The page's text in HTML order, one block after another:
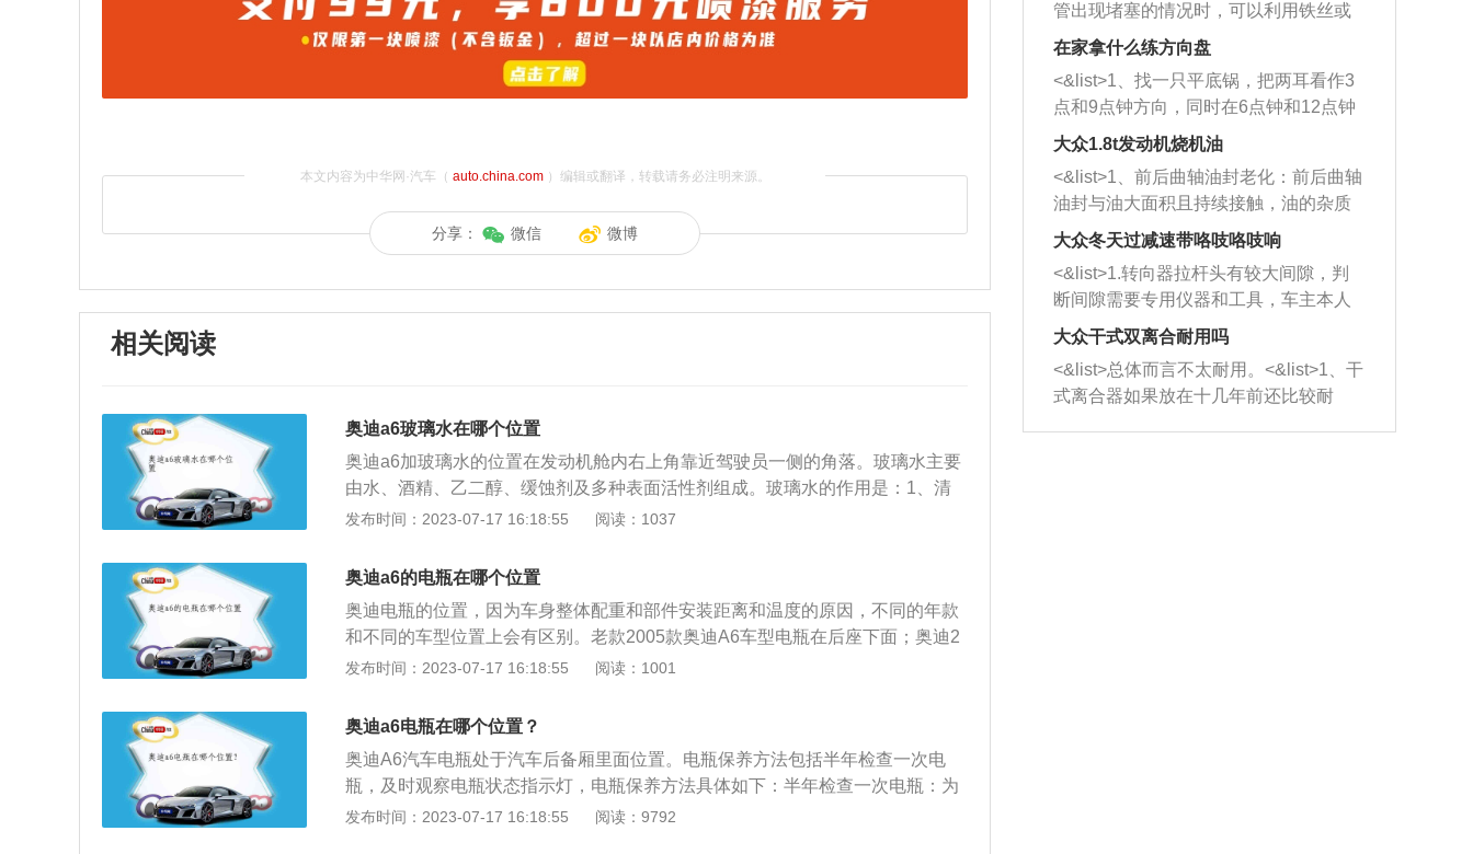
本文内容为中华网·汽车（ auto.china.com）编辑或翻译，转载请务必注明来源。
分享： 微信 微博
相关阅读
奥迪a6玻璃水在哪个位置
奥迪a6加玻璃水的位置在发动机舱内右上角靠近驾驶员一侧的角落。玻璃水主要
由水、酒精、乙二醇、缓蚀剂及多种表面活性剂组成。玻璃水的作用是：1、清
洗去污；2、降低液体的冰点，起到防冻的作用，能溶解冰霜；3、使玻璃表面会
4、抗静电性能；5、防腐蚀性能；6、减少雨刷器与玻璃之间的摩擦，防止产生
划痕。7、具有抗静电、润滑、的作用。
发布时间：2023-07-17 16:18:55 阅读：1037
奥迪a6的电瓶在哪个位置
奥迪电瓶的位置，因为车身整体配重和部件安装距离和温度的原因，不同的年款
和不同的车型位置上会有区别。老款2005款奥迪A6车型电瓶在后座下面；奥迪2
021款A6L车型电瓶在后备箱备胎附近。老款2005款奥迪A6车型电瓶在后座下
里，底板上有个拉手，拉开后能看到电瓶和备胎。奥迪A6电池保养方法：1、避
免在露天环境长时间停车，若需要长时间停车，建议取出电瓶，防止电瓶冻结和
损坏；2、每次启动汽车的时间不应超过5秒，再次启动的间隔不应少于15秒。若
启动失败，应从电路、点火线圈或油路等其他方面查找原因，避免因反复启动而
导致电池因过度放电而烧坏；3、定期充电，防止电池因自行放电而导致电量不
发布时间：2023-07-17 16:18:55 阅读：1001
奥迪a6电瓶在哪个位置？
奥迪A6汽车电瓶处于汽车后备厢里面位置。电瓶保养方法包括半年检查一次电
瓶，及时观察电瓶状态指示灯，电瓶保养方法具体如下：半年检查一次电瓶：为
让电瓶保持最佳性能，最好每隔半年去45店检测电瓶，看看蓄电能力如何。一般
发布时间：2023-07-17 16:18:55 阅读：9792
管出现堵塞的情况时，可以利用铁丝或
者是细棍，直接将杂物给取出来，如果
堵塞情况比较严重，也可以采取应急措
施。 <&list>2、直接利用木棍将所有的
杂物推到排气管里面的位置处，然后将
三元催化器拆解开，就可以将堵塞的东
西取出来。但如果是因为积碳过多引起
的堵塞，就需要将三元催化器泡在草酸
洗剂对堵塞的情况得到解决，将清洗剂
放在燃油箱中，与燃油混合后，车辆启
动时，就可以和汽油一起进入到燃烧
室，最后形成废气排出，就可以让三元
催化器得到清洗，排气管堵塞的情况就
能够得到解决。
在家拿什么练方向盘
<&list>1、找一只平底锅，把两耳看作3
点和9点钟方向，同时在6点钟和12点钟
方向做一个标记。 <&list>2、双手握住
一圈半的练习，往右同样也要打相同的
圈数。 <&list>3、最后强调要反复练
习，这样就可以形成肌肉记忆，在真实
驾驶车辆时，不需要记忆也能打好方
向。
大众1.8t发动机烧机油
<&list>1、前后曲轴油封老化：前后曲轴
油封与油大面积且持续接触，油的杂质
和发动机内持续温度变化使其密封效果
逐渐减弱，导致渗油或漏油。<&list>2、
活塞间隙过大：积碳会使活塞环与缸体
的间隙扩大，导致机油流入燃烧室中，
造成烧机油。<&list>3、机油粘度。使用
机油粘度过小的话，同样会有烧机油现
象，机油粘度过小具有很好的流动性，
大众冬天过减速带咯吱咯吱响
<&list>1.转向器拉杆头有较大间隙，判
断间隙需要专用仪器和工具，车主本人
无法制作，需要将车辆送到修理厂或4s
店；<&list>2.车辆半轴套管防尘罩破
裂，破裂后会出现漏油现象，使半轴磨
损严重，磨损的半轴容易损坏，产生异
响；<&list>3.稳定器的转向胶套和球头
大众干式双离合耐用吗
<&list>总体而言不太耐用。<&list>1、干
式离合器如果放在十几年前还比较耐